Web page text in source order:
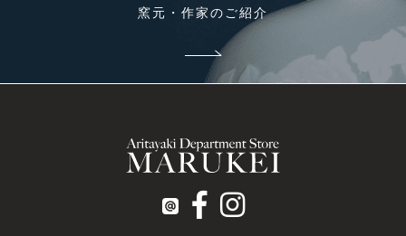
窯元・作家のご紹介